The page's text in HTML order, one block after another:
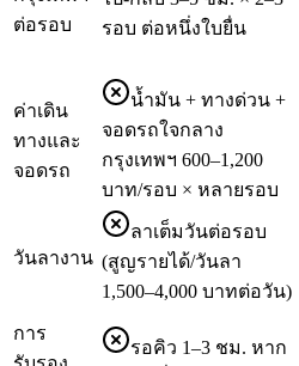
ต่อรอบ
รอบ ต่อหนึ่งใบยื่น
ค่าเดิน
ทางและ
จอดรถ
น้ำมัน + ทางด่วน +
จอดรถใจกลาง
กรุงเทพฯ 600–1,200
บาท/รอบ × หลายรอบ
วันลางาน
ลาเต็มวันต่อรอบ
(สูญรายได้/วันลา
1,500–4,000 บาทต่อวัน)
การ
รอคิว 1–3 ชม. หาก